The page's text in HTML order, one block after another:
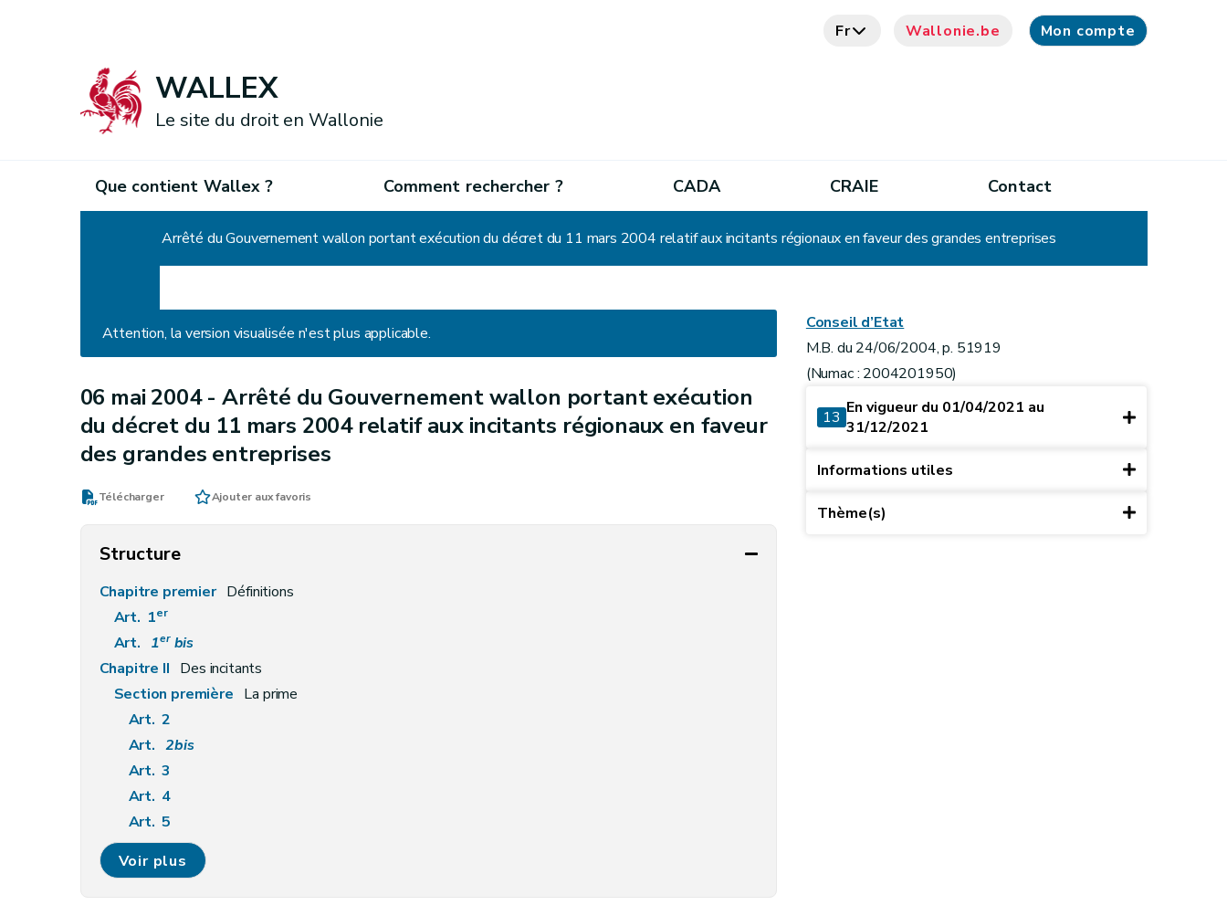
Fr Wallonie.be Mon compte
WALLEX
Le site du droit en Wallonie
Que contient Wallex ? Comment rechercher ? CADA CRAIE Contact
Arrêté du Gouvernement wallon portant exécution du décret du 11 mars 2004 relatif aux incitants régionaux en faveur des grandes entreprises
Attention, la version visualisée n'est plus applicable.
06 mai 2004 - Arrêté du Gouvernement wallon portant exécution
du décret du 11 mars 2004 relatif aux incitants régionaux en faveur
des grandes entreprises
Télécharger Ajouter aux favoris
Structure
Chapitre premier Définitions
Art. 1er
Art. 1er bis
Chapitre II Des incitants
Section première La prime
Art. 2
Art. 2bis
Art. 3
Art. 4
Art. 5
Art. 6
Art. 7
Voir plus
Conseil d’Etat
M.B. du 24/06/2004, p. 51919
(Numac : 2004201950)
13 En vigueur du 01/04/2021 au
31/12/2021
Informations utiles
Thème(s)